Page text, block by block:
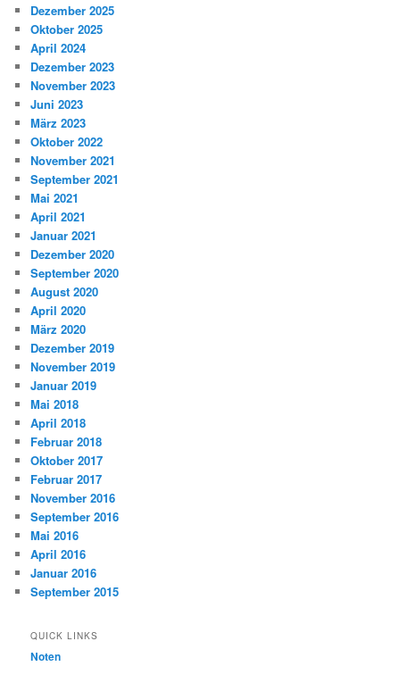
Dezember 2025
Oktober 2025
April 2024
Dezember 2023
November 2023
Juni 2023
März 2023
Oktober 2022
November 2021
September 2021
Mai 2021
April 2021
Januar 2021
Dezember 2020
September 2020
August 2020
April 2020
März 2020
Dezember 2019
November 2019
Januar 2019
Mai 2018
April 2018
Februar 2018
Oktober 2017
Februar 2017
November 2016
September 2016
Mai 2016
April 2016
Januar 2016
September 2015
QUICK LINKS
Noten